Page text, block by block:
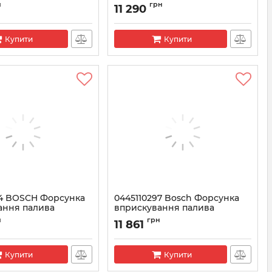
Купити
Артикул: 0445110279
11 290 грн
Купити
BOSCH Форсунка
палива
Купити
0445110297 Bosch Форсунка
вприскування палива
Артикул: 0445110297
11 861 грн
Купити